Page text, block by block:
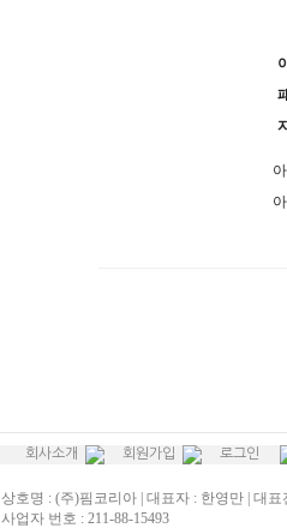
회사소개 회원가입 로그인
상호명 : (주)핌코리아 | 대표자 : 한영만 | 대표
사업자 번호 : 211-88-15493